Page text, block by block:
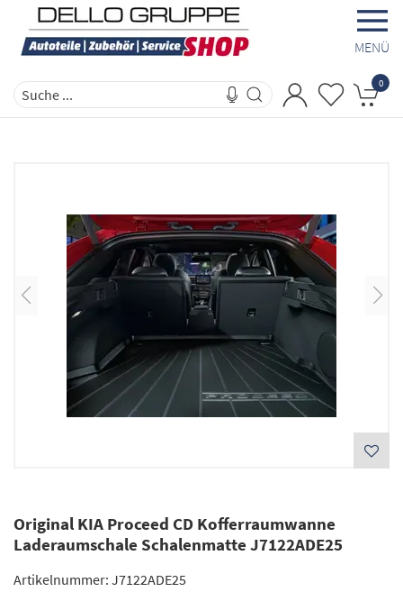
MENÜ
0
Original KIA Proceed CD Kofferraumwanne
Laderaumschale Schalenmatte J7122ADE25
Artikelnummer: J7122ADE25